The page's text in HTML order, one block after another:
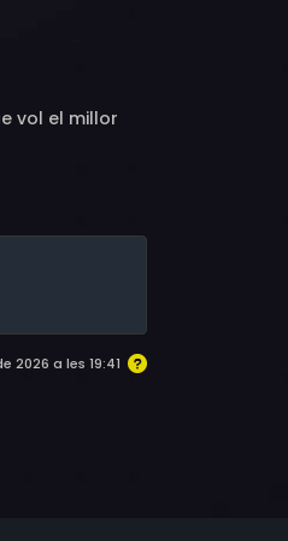
Brierre,
Eckhardt,
Hull,
Raymond,
Wagner,
vol el millor
a les 19:41